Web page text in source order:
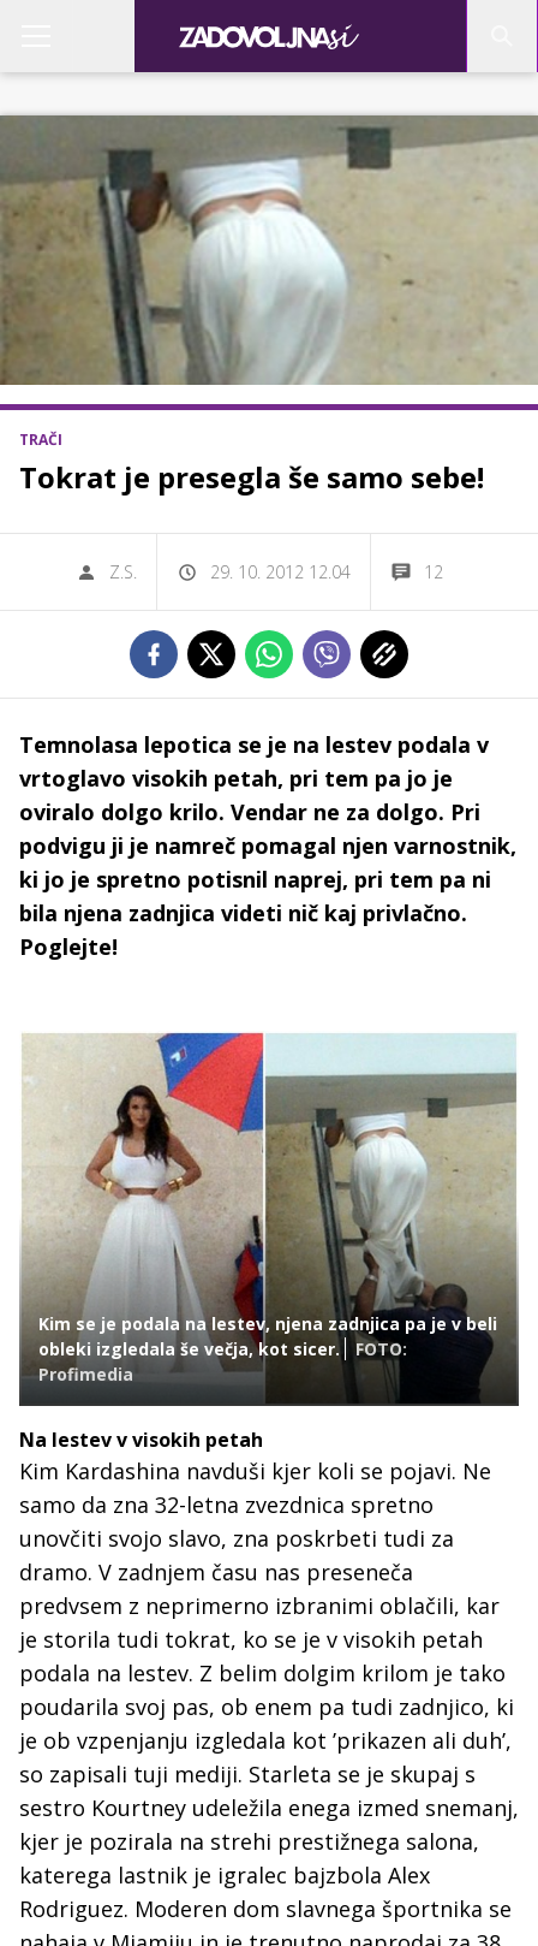
TRAČI
Tokrat je presegla še samo sebe!
Z.S. 29. 10. 2012 12.04 12
Temnolasa lepotica se je na lestev podala v
vrtoglavo visokih petah, pri tem pa jo je
oviralo dolgo krilo. Vendar ne za dolgo. Pri
podvigu ji je namreč pomagal njen varnostnik,
ki jo je spretno potisnil naprej, pri tem pa ni
bila njena zadnjica videti nič kaj privlačno.
Poglejte!
Kim se je podala na lestev, njena zadnjica pa je v beli
obleki izgledala še večja, kot sicer.
FOTO:
Profimedia
Na lestev v visokih petah
Kim Kardashina navduši kjer koli se pojavi. Ne
samo da zna 32-letna zvezdnica spretno
unovčiti svojo slavo, zna poskrbeti tudi za
dramo. V zadnjem času nas preseneča
predvsem z neprimerno izbranimi oblačili, kar
je storila tudi tokrat, ko se je v visokih petah
podala na lestev. Z belim dolgim krilom je tako
poudarila svoj pas, ob enem pa tudi zadnjico, ki
je ob vzpenjanju izgledala kot ’prikazen ali duh’,
so zapisali tuji mediji. Starleta se je skupaj s
sestro Kourtney udeležila enega izmed snemanj,
kjer je pozirala na strehi prestižnega salona,
katerega lastnik je igralec bajzbola Alex
Rodriguez. Moderen dom slavnega športnika se